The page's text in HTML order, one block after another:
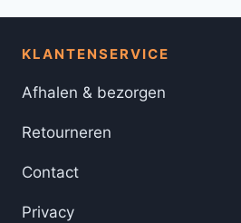
KLANTENSERVICE
Afhalen & bezorgen
Retourneren
Contact
Privacy